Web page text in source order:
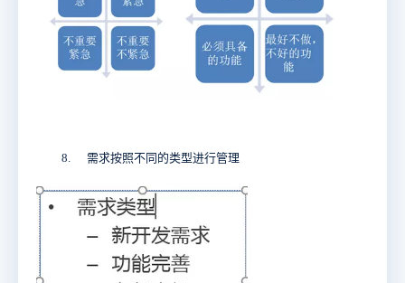
8. 需求按照不同的类型进行管理